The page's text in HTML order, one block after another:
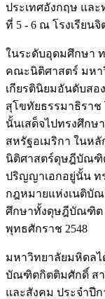
ประเทศอังกฤษ แล
ที่ 5 - 6 ณ โรงเรียนจิ
ในระดับอุดมศึกษา
คณะนิติศาสตร์ มหา
เกียรตินิยมอันดับสอ
สุโขทัยธรรมาธิราช
นั้นเสด็จไปทรงศึกษ
สหรัฐอเมริกา ในห
นิติศาสตร์ดุษฎีบัณฑิ
ปริญญาเอกอยู่นั้น ท
กฎหมายแห่งเนติบัณ
ศึกษาทั้งดุษฎีบัณฑิต
พุทธศักราช 2548
มหาวิทยาลัยมหิดล
บัณฑิตกิตติมศักดิ์ สา
และสังคม ประจำปีก